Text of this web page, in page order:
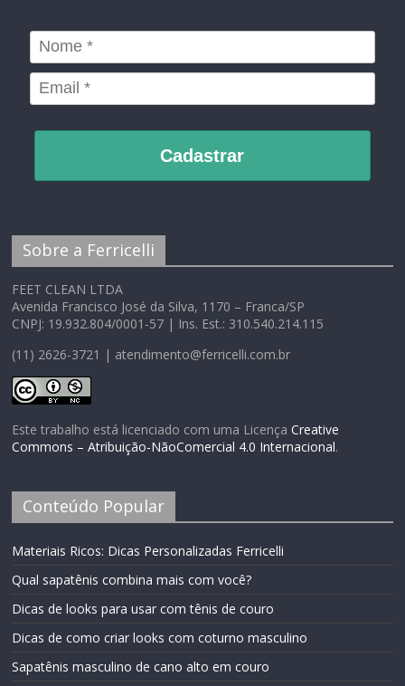
Cadastrar
Sobre a Ferricelli
FEET CLEAN LTDA
Avenida Francisco José da Silva, 1170 – Franca/SP
CNPJ: 19.932.804/0001-57 | Ins. Est.: 310.540.214.115
(11) 2626-3721 | atendimento@ferricelli.com.br
Este trabalho está licenciado com uma LicençaCreative
Commons – Atribuição-NãoComercial 4.0 Internacional.
Conteúdo Popular
Materiais Ricos: Dicas Personalizadas Ferricelli
Qual sapatênis combina mais com você?
Dicas de looks para usar com tênis de couro
Dicas de como criar looks com coturno masculino
Sapatênis masculino de cano alto em couro